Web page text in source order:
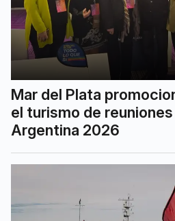
Mar del Plata
el turismo de
Argentina 2026